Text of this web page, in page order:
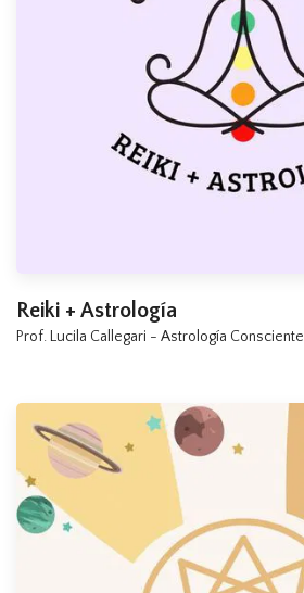
Reiki + Astrología
Prof. Lucila Callegari - Astrología Consciente